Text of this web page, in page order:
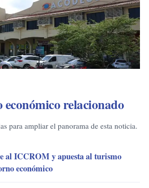
económico relacionado
para ampliar el panorama de esta noticia.
al ICCROM y apuesta al turismo
económico